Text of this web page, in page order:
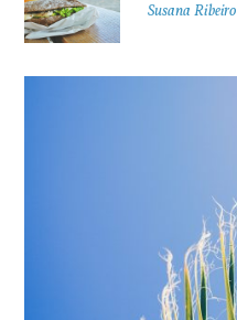
Susana Ribeiro